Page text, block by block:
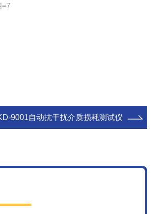
=7
9001自动抗干扰介质损耗测试仪